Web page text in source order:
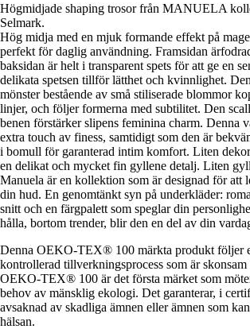
Högmidjade shaping trosor från MANUELA
Selmark.
Hög midja med en mjuk formande effekt på
perfekt för daglig användning. Framsidan
baksidan är helt i transparent spets för att ge en
delikata spetsen tillför lätthet och kvinnlighet.
mönster bestående av små stiliserade blommor
linjer, och följer formerna med subtilitet. Den
benen förstärker slipens feminina charm. Denna
extra touch av finess, samtidigt som den är
i bomull för garanterad intim komfort. Liten
en delikat och mycket fin gyllene detalj. Liten
Manuela är en kollektion som är designad för att
din hud. En genomtänkt syn på underkläder:
snitt och en färgpalett som speglar din
hålla, bortom trender, blir den en del av din
Denna OEKO-TEX® 100 märkta produkt följer
kontrollerad tillverkningsprocess som är
OEKO-TEX® 100 är det första märket som
behov av mänsklig ekologi. Det garanterar, i
avsaknad av skadliga ämnen eller ämnen som
hälsan.